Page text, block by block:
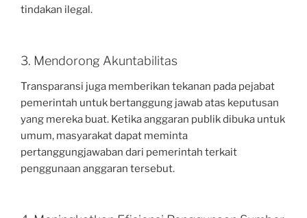
tindakan ilegal.
3. Mendorong Akuntabilitas
Transparansi juga memberikan tekanan pada pejabat
pemerintah untuk bertanggung jawab atas keputusan
yang mereka buat. Ketika anggaran publik dibuka untuk
umum, masyarakat dapat meminta
pertanggungjawaban dari pemerintah terkait
penggunaan anggaran tersebut.